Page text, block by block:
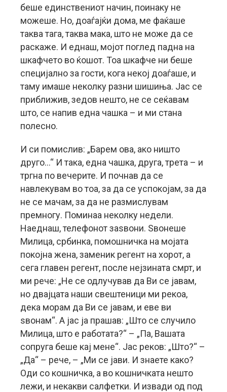
беше единствениот начин, поинаку не
можеше. Но, доаѓајќи дома, ме фаќаше
таква тага, таква мака, што не може да се
раскаже. И еднаш, мојот поглед падна на
шкафчето во ќошот. Тоа шкафче ни беше
специјално за гости, кога некој доаѓаше, и
таму имаше неколку разни шишиња. Јас се
приближив, зедов нешто, не се сеќавам
што, се напив една чашка – и ми стана
полесно.
И си помислив: „Барем ова, ако ништо
друго…“ И така, една чашка, друга, трета – и
тргна по вечерите. И почнав да се
навлекувам во тоа, за да се успокојам, за да
не се мачам, за да не размислувам
премногу. Поминаа неколку недели.
Наеднаш, телефонот заѕвони. Ѕвонеше
Милица, србинка, помошничка на мојата
покојна жена, заменик регент на хорот, а
сега главен регент, после нејзината смрт, и
ми рече: „Не се одлучував да Ви се јавам,
но двајцата наши свештеници ми рекоа,
дека морам да Ви се јавам, и еве ви
ѕвонам“. А јас ја прашав: „Што се случило
Милица, што е работата?“ – „Па, Вашата
сопруга беше кај мене“. Јас реков: „Што?“ –
„Да“ – рече, – „Ми се јави. И знаете како?
Оди со кошничка, а во кошничката нешто
лежи, и некакви салфетки. И извади од под